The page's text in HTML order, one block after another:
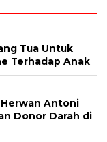
Tua Untuk
Terhadap Anak
Antoni
Donor Darah di